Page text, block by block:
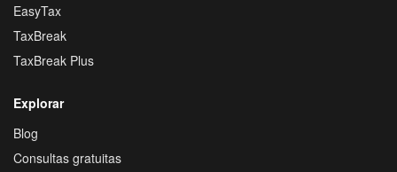
EasyTax
TaxBreak
TaxBreak Plus
Explorar
Blog
Consultas gratuitas